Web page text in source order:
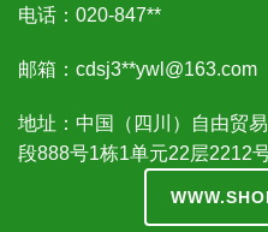
电话：020-847**
邮箱：cdsj3**ywl@163.com
地址：中国（四川）自由贸
段888号1栋1单元22层2212